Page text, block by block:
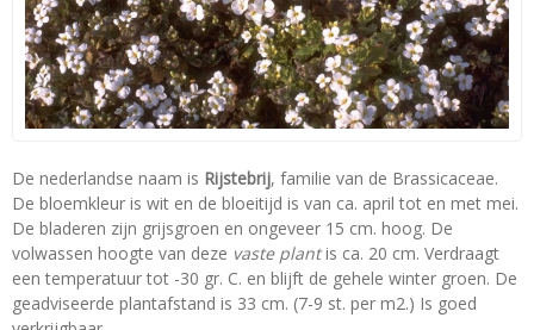
De nederlandse naam is Rijstebrij, familie van de Brassicaceae.
De bloemkleur is wit en de bloeitijd is van ca. april tot en met mei.
De bladeren zijn grijsgroen en ongeveer 15 cm. hoog. De
volwassen hoogte van deze vaste plantis ca. 20 cm. Verdraagt
een temperatuur tot -30 gr. C. en blijft de gehele winter groen. De
geadviseerde plantafstand is 33 cm. (7-9 st. per m2.) Is goed